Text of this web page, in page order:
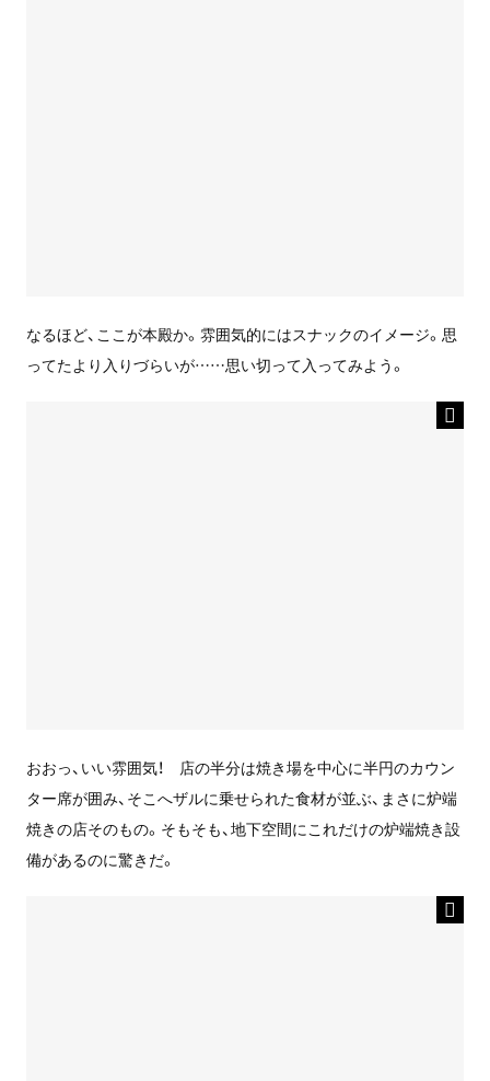
なるほど、ここが本殿か。雰囲気的にはスナックのイメージ。思
ってたより入りづらいが……思い切って入ってみよう。
おおっ、いい雰囲気！ 店の半分は焼き場を中心に半円のカウン
ター席が囲み、そこへザルに乗せられた食材が並ぶ、まさに炉端
焼きの店そのもの。そもそも、地下空間にこれだけの炉端焼き設
備があるのに驚きだ。